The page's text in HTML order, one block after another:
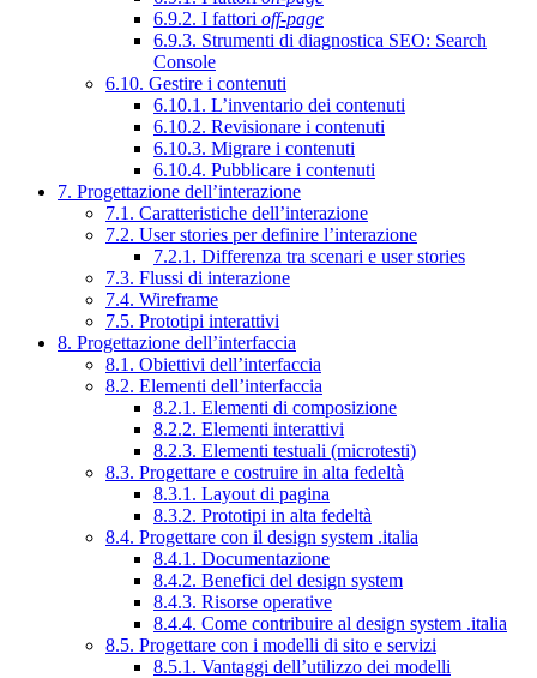
6.9.2. I fattori off-page
6.9.3. Strumenti di diagnostica SEO: Search
Console
6.10. Gestire i contenuti
6.10.1. L’inventario dei contenuti
6.10.2. Revisionare i contenuti
6.10.3. Migrare i contenuti
6.10.4. Pubblicare i contenuti
7. Progettazione dell’interazione
7.1. Caratteristiche dell’interazione
7.2. User stories per definire l’interazione
7.2.1. Differenza tra scenari e user stories
7.3. Flussi di interazione
7.4. Wireframe
7.5. Prototipi interattivi
8. Progettazione dell’interfaccia
8.1. Obiettivi dell’interfaccia
8.2. Elementi dell’interfaccia
8.2.1. Elementi di composizione
8.2.2. Elementi interattivi
8.2.3. Elementi testuali (microtesti)
8.3. Progettare e costruire in alta fedeltà
8.3.1. Layout di pagina
8.3.2. Prototipi in alta fedeltà
8.4. Progettare con il design system .italia
8.4.1. Documentazione
8.4.2. Benefici del design system
8.4.3. Risorse operative
8.4.4. Come contribuire al design system .italia
8.5. Progettare con i modelli di sito e servizi
8.5.1. Vantaggi dell’utilizzo dei modelli